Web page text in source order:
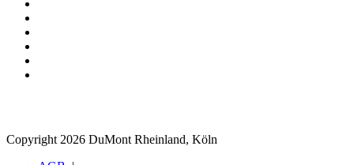
Copyright 2026 DuMont Rheinland, Köln